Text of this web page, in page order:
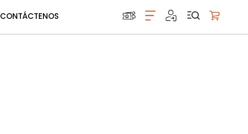
CONTÁCTENOS